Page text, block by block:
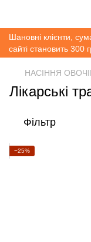
Шановні клієнти,
сайті становить 300
НАСІННЯ
Лікарські
Фільтр
−25%